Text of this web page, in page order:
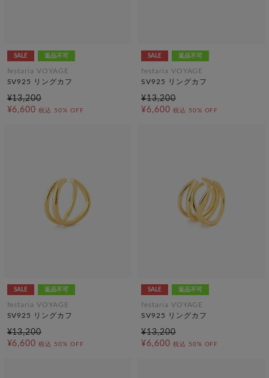
SALE 返品不可
festaria VOYAGE
SV925 リングカフ
¥13,200
¥6,600 税込 50% OFF
SALE 返品不可
festaria VOYAGE
SV925 リングカフ
¥13,200
¥6,600 税込 50% OFF
SALE 返品不可
festaria VOYAGE
SV925 リングカフ
¥13,200
¥6,600 税込 50% OFF
SALE 返品不可
festaria VOYAGE
SV925 リングカフ
¥13,200
¥6,600 税込 50% OFF